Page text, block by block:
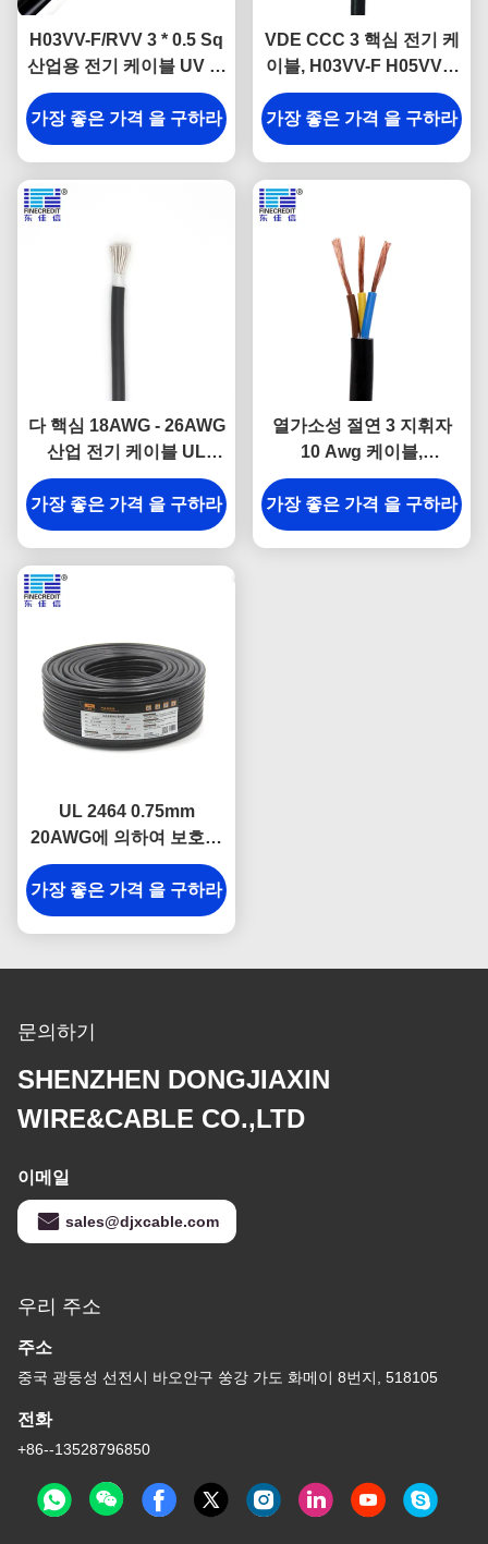
H03VV-F/RVV 3 * 0.5 Sq
산업용 전기 케이블 UV 저
항 VDE
가장 좋은 가격 을 구하라
VDE CCC 3 핵심 전기 케
이블, H03VV-F H05VV-F
PVC 전기 케이블
가장 좋은 가격 을 구하라
다 핵심 18AWG - 26AWG
산업 전기 케이블 UL
2464 가동 가능한 구리
가장 좋은 가격 을 구하라
열가소성 절연 3 지휘자
10 Awg 케이블,
SJT/SJTW 산업 철사 500
Ft
가장 좋은 가격 을 구하라
UL 2464 0.75mm
20AWG에 의하여 보호되
는 산업 전기 케이블 내유
성 보호된 철사
가장 좋은 가격 을 구하라
문의하기
SHENZHEN DONGJIAXIN
WIRE&CABLE CO.,LTD
이메일
sales@djxcable.com
우리 주소
주소
중국 광둥성 선전시 바오안구 쑹강 가도 화메이 8번지, 518105
전화
+86--13528796850